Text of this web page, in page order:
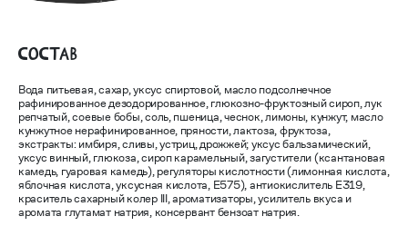
Состав
Вода питьевая, сахар, уксус спиртовой, масло подсолнечное
рафинированное дезодорированное, глюкозно-фруктозный сироп, лук
репчатый, соевые бобы, соль, пшеница, чеснок, лимоны, кунжут, масло
кунжутное нерафинированное, пряности, лактоза, фруктоза,
экстракты: имбиря, сливы, устриц, дрожжей; уксус бальзамический,
уксус винный, глюкоза, сироп карамельный, загустители (ксантановая
камедь, гуаровая камедь), регуляторы кислотности (лимонная кислота,
яблочная кислота, уксусная кислота, Е575), антиокислитель Е319,
краситель сахарный колер III, ароматизаторы, усилитель вкуса и
аромата глутамат натрия, консервант бензоат натрия.